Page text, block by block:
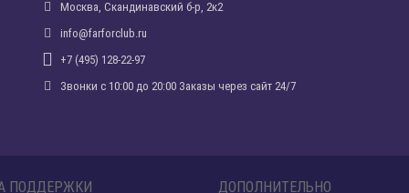
Москва, Скандинавский б-р, 2к2
info@farforclub.ru
+7 (495) 128-22-97
Звонки c 10:00 до 20:00 Заказы через сайт 24/7
ПОДДЕРЖКИ ДОПОЛНИТЕЛЬНО